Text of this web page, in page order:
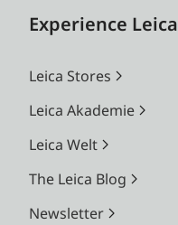
Experience Leica
Leica Stores
Leica Akademie
Leica Welt
The Leica Blog
Newsletter